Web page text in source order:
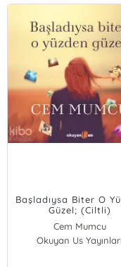
Başladıysa Biter O
Güzel; (Ciltli)
Cem Mumcu
Okuyan Us Yayınları